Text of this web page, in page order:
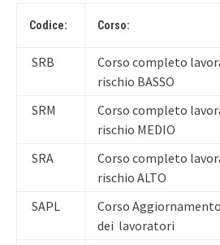
Codice: Corso:
SRB
Corso completo
rischio BASSO
SRM
Corso completo
rischio MEDIO
SRA
Corso completo
rischio ALTO
SAPL
Corso
dei lavoratori